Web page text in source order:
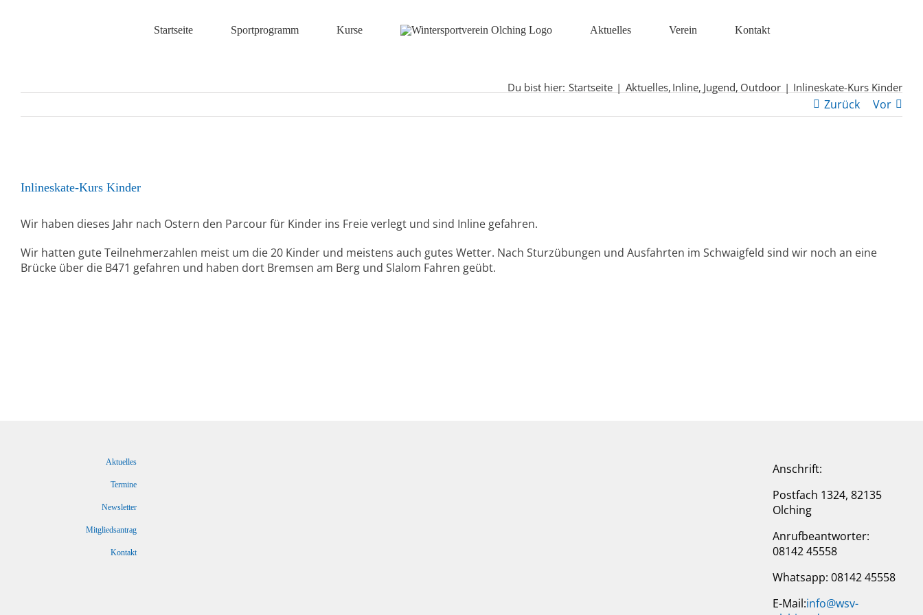
Startseite Sportprogramm Kurse Aktuelles Verein Kontakt
Du bist hier: Startseite Aktuelles Inline Jugend Outdoor Inlineskate-Kurs Kinder
Zurück Vor
grösseres
Bild
Inlineskate-Kurs Kinder
Wir haben dieses Jahr nach Ostern den Parcour für Kinder ins Freie verlegt und sind Inline gefahren.
Wir hatten gute Teilnehmerzahlen meist um die 20 Kinder und meistens auch gutes Wetter. Nach Sturzübungen und Ausfahrten im Schwaigfeld sind wir noch an eine
Brücke über die B471 gefahren und haben dort Bremsen am Berg und Slalom Fahren geübt.
Aktuelles
Termine
Newsletter
Mitgliedsantrag
Kontakt
Anschrift:
Postfach 1324, 82135
Olching
Anrufbeantworter:
08142 45558
Whatsapp: 08142 45558
E-Mail:info@wsv-